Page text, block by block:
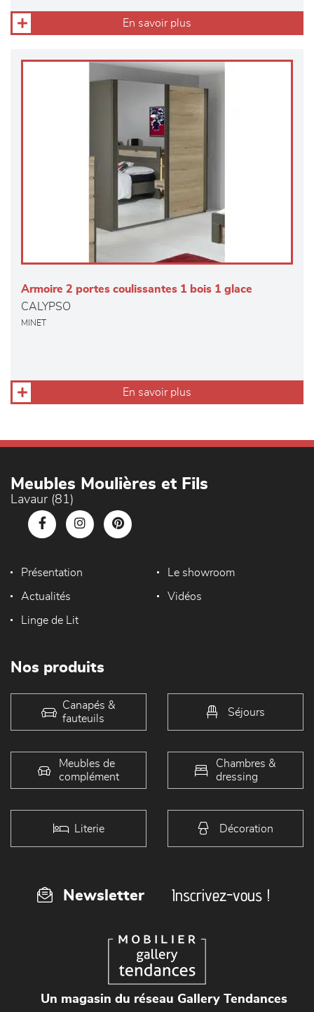
En savoir plus
Armoire 2 portes coulissantes 1 bois 1 glace
CALYPSO
MINET
En savoir plus
Meubles Moulières et Fils
Lavaur (81)
Présentation Le showroom
Actualités Vidéos
Linge de Lit
Nos produits
Canapés &
fauteuils
Séjours
Meubles de
complément
Chambres &
dressing
Literie Décoration
Newsletter Inscrivez-vous !
Un magasin du réseau Gallery Tendances